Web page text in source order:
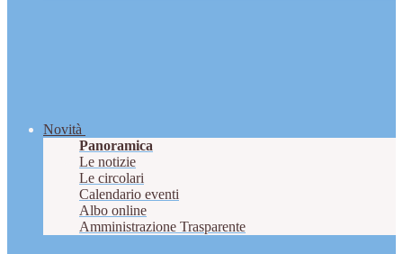
Novità
Panoramica
Le notizie
Le circolari
Calendario eventi
Albo online
Amministrazione Trasparente